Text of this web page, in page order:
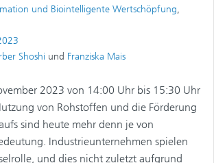
und Biointelligente Wertschöpfung,
Shoshi und Franziska Mais
2023 von 14:00 Uhr bis 15:30 Uhr
von Rohstoffen und die Förderung
sind heute mehr denn je von
Industrieunternehmen spielen
und dies nicht zuletzt aufgrund